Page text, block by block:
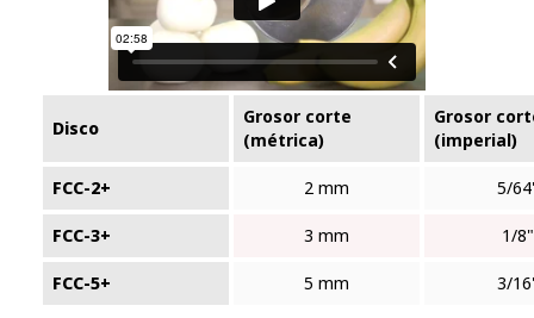
Disco
Grosor corte
(métrica)
Grosor
(imperial)
FCC-2+ 2 mm 5/
FCC-3+ 3 mm 1/8"
FCC-5+ 5 mm 3/